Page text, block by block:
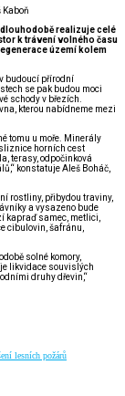
Kaboň
realizuje celé
k trávení volného času
území kolem
budoucí přírodní
se pak budou moci
schody v březích.
kterou nabídneme mezi
tomu u moře. Minerály
horních cest
terasy, odpočinková
konstatuje Aleš Boháč,
rostliny, přibydou traviny,
a vysazeno bude
kapraď samec, metlici,
cibulovin, šafránu,
solné komory,
likvidace souvislých
druhy dřevin,“
lesních požárů